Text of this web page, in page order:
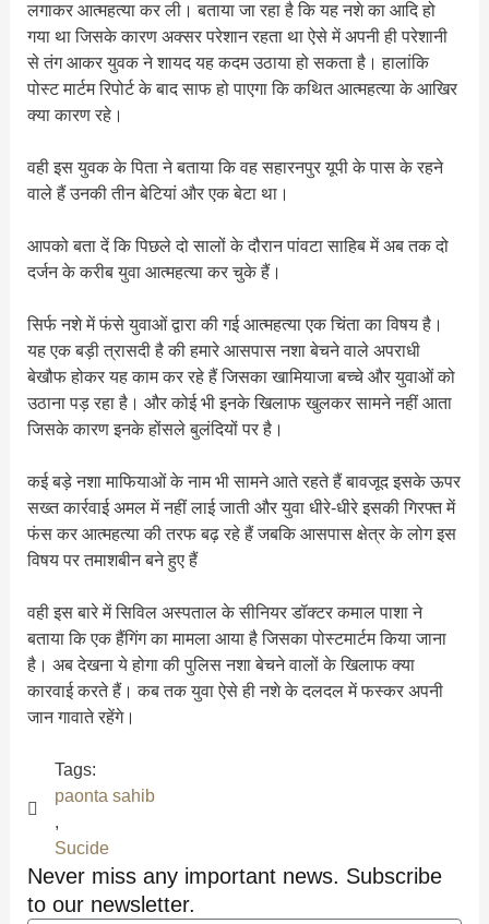
लगाकर आत्महत्या कर ली। बताया जा रहा है कि यह नशे का आदि हो
गया था जिसके कारण अक्सर परेशान रहता था ऐसे में अपनी ही परेशानी
से तंग आकर युवक ने शायद यह कदम उठाया हो सकता है। हालांकि
पोस्ट मार्टम रिपोर्ट के बाद साफ हो पाएगा कि कथित आत्महत्या के आखिर
क्या कारण रहे।
वही इस युवक के पिता ने बताया कि वह सहारनपुर यूपी के पास के रहने
वाले हैं उनकी तीन बेटियां और एक बेटा था।
आपको बता दें कि पिछले दो सालों के दौरान पांवटा साहिब में अब तक दो
दर्जन के करीब युवा आत्महत्या कर चुके हैं।
सिर्फ नशे में फंसे युवाओं द्वारा की गई आत्महत्या एक चिंता का विषय है।
यह एक बड़ी त्रासदी है की हमारे आसपास नशा बेचने वाले अपराधी
बेखौफ होकर यह काम कर रहे हैं जिसका खामियाजा बच्चे और युवाओं को
उठाना पड़ रहा है। और कोई भी इनके खिलाफ खुलकर सामने नहीं आता
जिसके कारण इनके होंसले बुलंदियों पर है।
कई बड़े नशा माफियाओं के नाम भी सामने आते रहते हैं बावजूद इसके ऊपर
सख्त कार्रवाई अमल में नहीं लाई जाती और युवा धीरे-धीरे इसकी गिरफ्त में
फंस कर आत्महत्या की तरफ बढ़ रहे हैं जबकि आसपास क्षेत्र के लोग इस
विषय पर तमाशबीन बने हुए हैं ‌‌
वही इस बारे में सिविल अस्पताल के सीनियर डॉक्टर कमाल पाशा ने
बताया कि एक हैंगिंग का मामला आया है जिसका पोस्टमार्टम किया जाना
है। अब देखना ये होगा की पुलिस नशा बेचने वालों के खिलाफ क्या
कारवाई करते हैं। कब तक युवा ऐसे ही नशे के दलदल में फस्कर अपनी
जान गावाते रहेंगे।
Tags:
paonta sahib
,
Sucide
Never miss any important news. Subscribe
to our newsletter.